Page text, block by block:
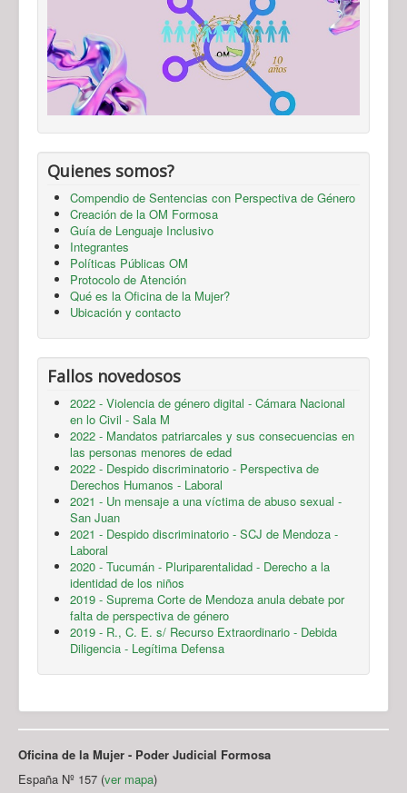
Quienes somos?
Compendio de Sentencias con Perspectiva de Género
Creación de la OM Formosa
Guía de Lenguaje Inclusivo
Integrantes
Políticas Públicas OM
Protocolo de Atención
Qué es la Oficina de la Mujer?
Ubicación y contacto
Fallos novedosos
2022 - Violencia de género digital - Cámara Nacional
en lo Civil - Sala M
2022 - Mandatos patriarcales y sus consecuencias en
las personas menores de edad
2022 - Despido discriminatorio - Perspectiva de
Derechos Humanos - Laboral
2021 - Un mensaje a una víctima de abuso sexual -
San Juan
2021 - Despido discriminatorio - SCJ de Mendoza -
Laboral
2020 - Tucumán - Pluriparentalidad - Derecho a la
identidad de los niños
2019 - Suprema Corte de Mendoza anula debate por
falta de perspectiva de género
2019 - R., C. E. s/ Recurso Extraordinario - Debida
Diligencia - Legítima Defensa
Oficina de la Mujer - Poder Judicial Formosa
España Nº 157 (ver mapa)